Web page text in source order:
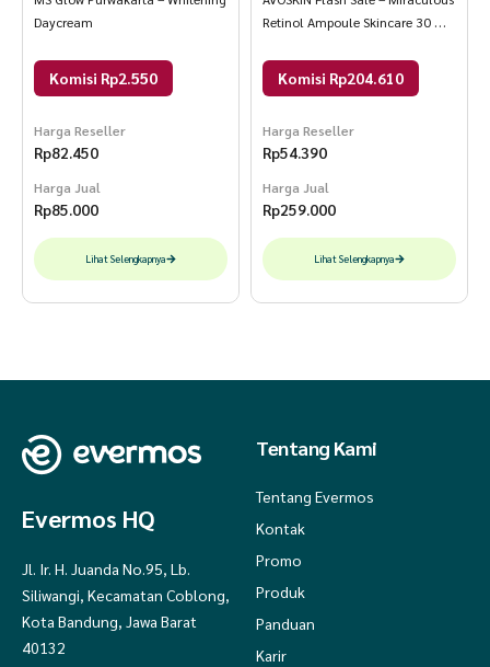
Daycream
Komisi Rp2.550
Harga Reseller
Rp82.450
Harga Jual
Rp85.000
Lihat Selengkapnya
Retinol Ampoule Skincare 30 ml
Komisi Rp204.610
Harga Reseller
Rp54.390
Harga Jual
Rp259.000
Lihat Selengkapnya
Evermos HQ
Jl. Ir. H. Juanda No.95, Lb.
Siliwangi, Kecamatan Coblong,
Kota Bandung, Jawa Barat
40132
Tentang Kami
Tentang Evermos
Kontak
Promo
Produk
Panduan
Karir